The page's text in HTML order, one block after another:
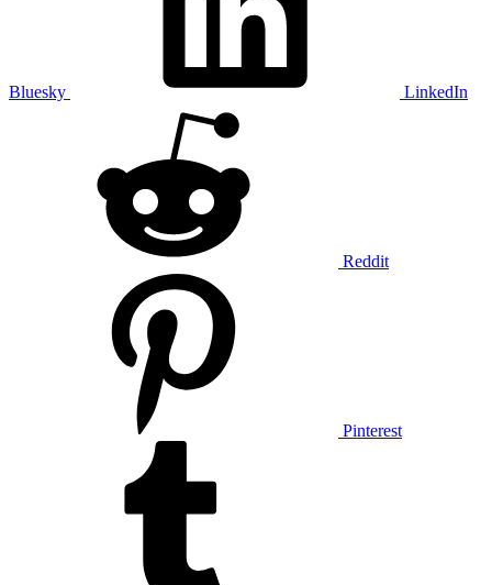
Bluesky LinkedIn
Reddit
Pinterest